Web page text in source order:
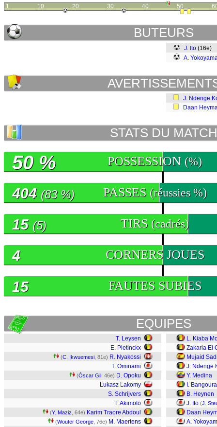
1 10 20 30 40 50
BUTEURS
J. Ito (16e)
A.
J. Ndenge
Daan
STATS DU MATCH
POSSESSION (%)
50 %
PASSES (réussies %)
404 (83 %)
TIRS (cadrés)
15 (5)
CORNERS JOUES
4
FAUTES SUBIES
15
EQUIPES
T. Leysen
E. Pletinckx
(C. Ikwuemesi , 81e) R. Nyakossi
T. Ominami
(Óscar Gil , 46e) D. Opoku
Lukasz Lakomy
S. Schrijvers
T. Akimoto
(Y. Maziz , 64e) Karim Traore Abdoul
(Wouter George , 76e) M. Maertens
L. Kiaba
Zakaria El
Mujaid
J. Ndenge
Y. Medina
I. Bangoura
B. Heynen
J. Ito (J.
Daan
A.